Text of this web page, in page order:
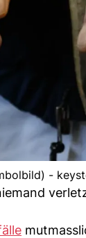
-